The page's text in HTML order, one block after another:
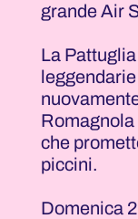
grande Air
La
che
piccini.
Domenica